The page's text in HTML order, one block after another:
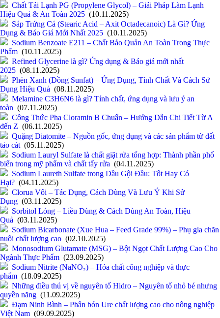
Chất Tải Lạnh PG (Propylene Glycol) – Giải Pháp Làm Lạnh
Hiệu Quả & An Toàn 2025 (10.11.2025)
Sáp Trứng Cá (Stearic Acid – Axit Octadecanoic) Là Gì? Ứng
Dụng & Báo Giá Mới Nhất 2025 (10.11.2025)
Sodium Benzoate E211 – Chất Bảo Quản An Toàn Trong Thực
Phẩm (10.11.2025)
Refined Glycerine là gì? Ứng dụng & Báo giá mới nhất
2025 (08.11.2025)
Phèn Xanh (Đồng Sunfat) – Ứng Dụng, Tính Chất Và Cách Sử
Dụng Hiệu Quả (08.11.2025)
Melamine C3H6N6 là gì? Tính chất, ứng dụng và lưu ý an
toàn (07.11.2025)
Công Thức Pha Cloramin B Chuẩn – Hướng Dẫn Chi Tiết Từ A
đến Z (06.11.2025)
Quặng Diatomite – Nguồn gốc, ứng dụng và các sản phẩm từ đất
tảo cát (05.11.2025)
Sodium Lauryl Sulfate là chất giặt rửa tổng hợp: Thành phần phổ
biến trong mỹ phẩm và chất tẩy rửa (04.11.2025)
Sodium Laureth Sulfate trong Dầu Gội Đầu: Tốt Hay Có
Hại? (04.11.2025)
Clorua Vôi – Tác Dụng, Cách Dùng Và Lưu Ý Khi Sử
Dụng (03.11.2025)
Sorbitol Lỏng – Liều Dùng & Cách Dùng An Toàn, Hiệu
Quả (03.11.2025)
Sodium Bicarbonate (Xue Hua – Feed Grade 99%) – Phụ gia chăn
nuôi chất lượng cao (02.10.2025)
Monosodium Glutamate (MSG) – Bột Ngọt Chất Lượng Cao Cho
Ngành Thực Phẩm (23.09.2025)
Sodium Nitrite (NaNO₂) – Hóa chất công nghiệp và thực
phẩm (18.09.2025)
Những điều thú vị về nguyên tố Hidro – Nguyên tố nhỏ bé nhưng
quyền năng (11.09.2025)
Đạm Ninh Bình – Phân bón Ure chất lượng cao cho nông nghiệp
Việt Nam (09.09.2025)